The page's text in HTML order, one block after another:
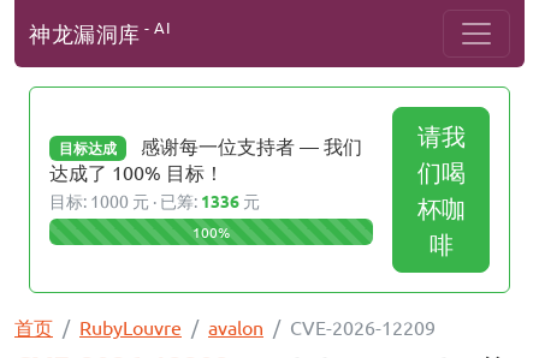
神龙漏洞库 - AI
目标达成
感谢每一位支持者 — 我们
达成了 100% 目标！
目标: 1000 元 · 已筹: 1336 元
100%
请我
们喝
杯咖
啡
首页 RubyLouvre avalon CVE-2026-12209